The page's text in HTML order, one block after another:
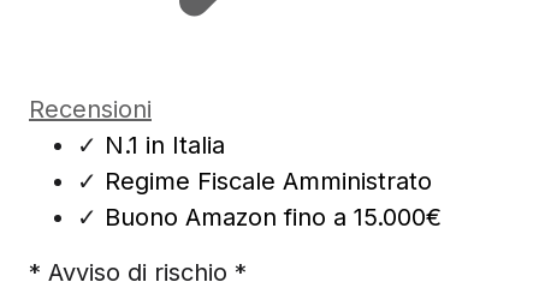
Recensioni
✓ N.1 in Italia
✓ Regime Fiscale Amministrato
✓ Buono Amazon fino a 15.000€
* Avviso di rischio *